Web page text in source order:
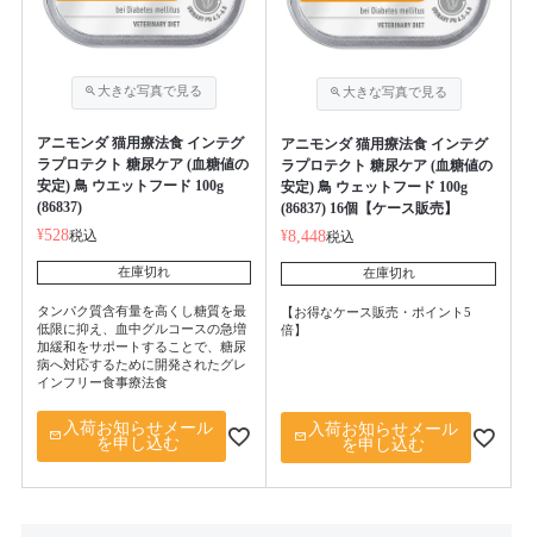
アニモンダ 猫用療法食 インテグ
ラプロテクト 糖尿ケア (血糖値の
安定) 鳥 ウエットフード 100g
(86837)
¥528税込
在庫切れ
タンパク質含有量を高くし糖質を最
低限に抑え、血中グルコースの急増
加緩和をサポートすることで、糖尿
病へ対応するために開発されたグレ
インフリー食事療法食
入荷お知らせメール
を申し込む
アニモンダ 猫用療法食 インテグ
ラプロテクト 糖尿ケア (血糖値の
安定) 鳥 ウェットフード 100g
(86837) 16個【ケース販売】
¥8,448税込
在庫切れ
【お得なケース販売・ポイント5
倍】
入荷お知らせメール
を申し込む